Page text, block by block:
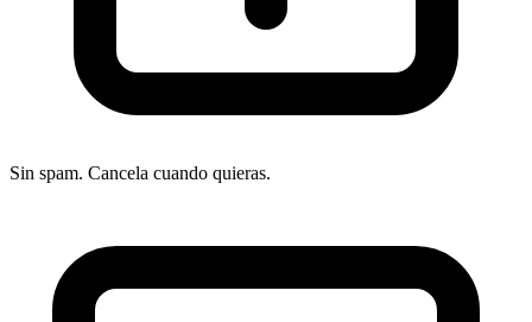
Sin spam. Cancela cuando quieras.